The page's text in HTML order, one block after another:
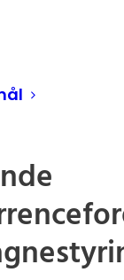
af
AI